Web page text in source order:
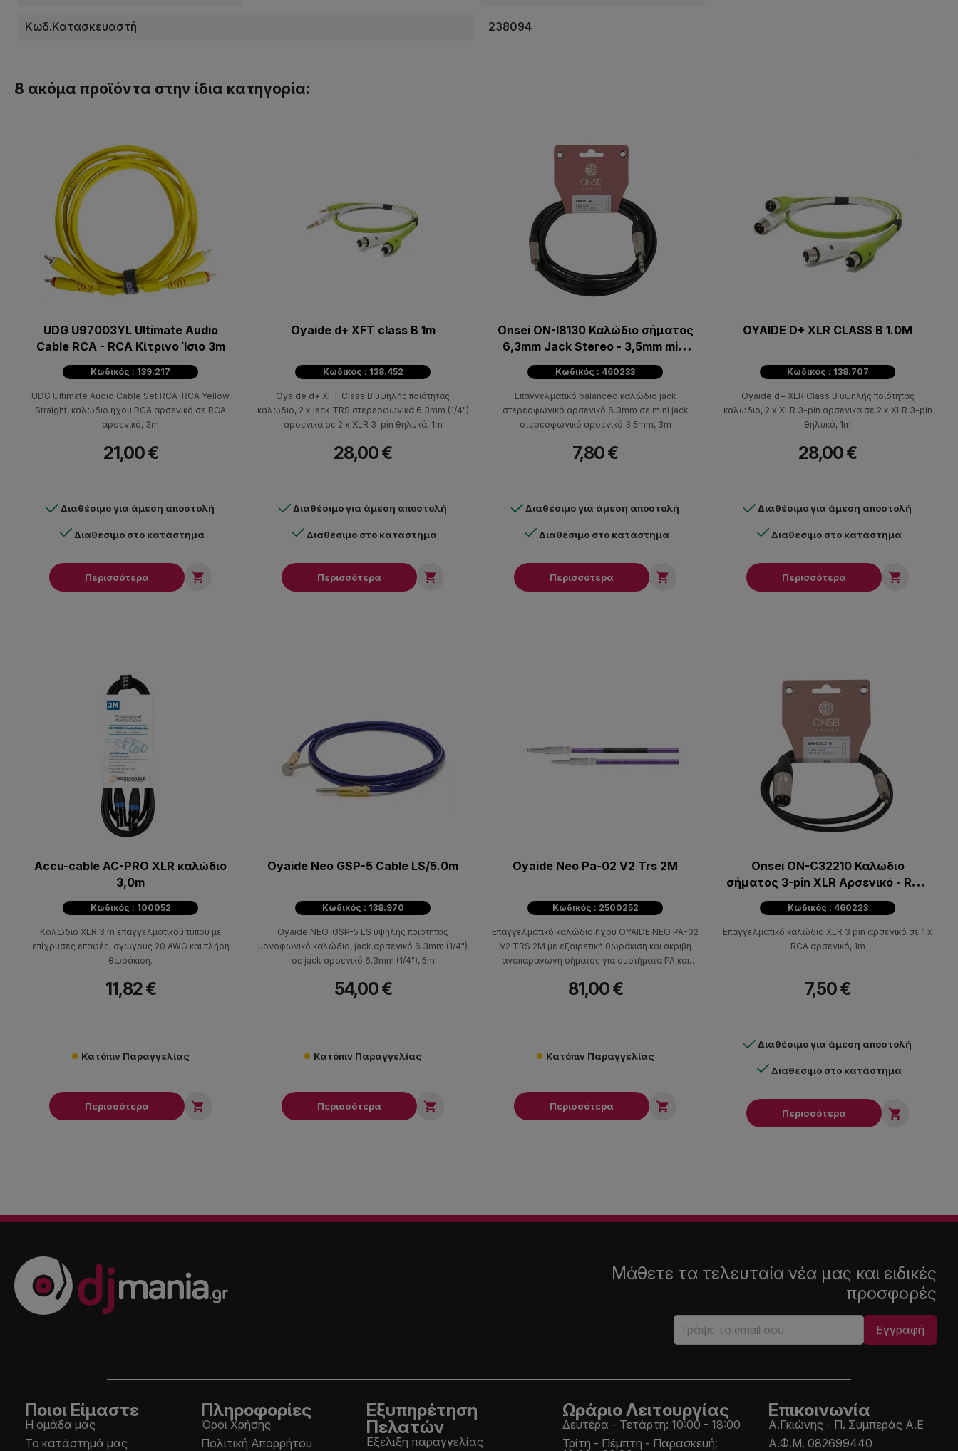
Κωδ.Κατασκευαστή 238094
8 ακόμα προϊόντα στην ίδια κατηγορία:
UDG U97003YL Ultimate Audio
Cable RCA - RCA Κίτρινο Ίσιο 3m
Κωδικός : 139.217
UDG Ultimate Audio Cable Set RCA-RCA Yellow
Straight, καλώδιο ήχου RCA αρσενικό σε RCA
αρσενικό, 3m
21,00 €
Διαθέσιμο για άμεση αποστολή
Διαθέσιμο στο κατάστημα
Περισσότερα 
Oyaide d+ XFT class B 1m
Κωδικός : 138.452
Oyaide d+ XFT Class B υψηλής ποιότητας
καλώδιο, 2 x jack TRS στερεοφωνικά 6.3mm (1/4")
αρσενικα σε 2 x XLR 3-pin θηλυκά, 1m
28,00 €
Διαθέσιμο για άμεση αποστολή
Διαθέσιμο στο κατάστημα
Περισσότερα 
Onsei ON-I8130 Καλώδιο σήματος
6,3mm Jack Stereo - 3,5mm mini
Jack Stereo 3m
Κωδικός : 460233
Επαγγελματικό balanced καλώδιο jack
στερεοφωνικό αρσενικό 6.3mm σε mini jack
στερεοφωνικό αρσενικό 3.5mm, 3m
7,80 €
Διαθέσιμο για άμεση αποστολή
Διαθέσιμο στο κατάστημα
Περισσότερα 
OYAIDE D+ XLR CLASS B 1.0M
Κωδικός : 138.707
Oyaide d+ XLR Class B υψηλής ποιότητας
καλώδιο, 2 x XLR 3-pin αρσενικα σε 2 x XLR 3-pin
θηλυκά, 1m
28,00 €
Διαθέσιμο για άμεση αποστολή
Διαθέσιμο στο κατάστημα
Περισσότερα 
Accu-cable AC-PRO XLR καλώδιο
3,0m
Κωδικός : 100052
Καλώδιο XLR 3 m επαγγελματικού τύπου με
επίχρυσες επαφές, αγωγούς 20 AWG και πλήρη
θωράκιση.
11,82 €
Κατόπιν Παραγγελίας
Περισσότερα 
Oyaide Neo GSP-5 Cable LS/5.0m
Κωδικός : 138.970
Oyaide NEO, GSP-5 LS υψηλής ποιότητας
μονοφωνικό καλώδιο, jack αρσενικό 6.3mm (1/4")
σε jack αρσενικό 6.3mm (1/4"), 5m
54,00 €
Κατόπιν Παραγγελίας
Περισσότερα 
Oyaide Neo Pa-02 V2 Trs 2M
Κωδικός : 2500252
Επαγγελματικό καλώδιο ήχου OYAIDE NEO PA-02
V2 TRS 2M με εξαιρετική θωράκιση και ακριβή
αναπαραγωγή σήματος για συστήματα PA και
81,00 €
Κατόπιν Παραγγελίας
Περισσότερα 
Onsei ON-C32210 Καλώδιο
σήματος 3-pin XLR Αρσενικό - RCA
Αρσενικό 1m
Κωδικός : 460223
Επαγγελματικό καλώδιο XLR 3 pin αρσενικό σε 1 x
RCA αρσενικό, 1m
7,50 €
Διαθέσιμο για άμεση αποστολή
Διαθέσιμο στο κατάστημα
Περισσότερα 
Μάθετε τα τελευταία νέα μας και ειδικές
προσφορές
Ποιοι Είμαστε
Η ομάδα μας
Το κατάστημά μας
Πληροφορίες
Όροι Χρήσης
Πολιτική Απορρήτου
Εξυπηρέτηση
Πελατών
Εξέλιξη παραγγελίας
Ωράριο Λειτουργίας
Δευτέρα - Τετάρτη: 10:00 - 18:00
Τρίτη - Πέμπτη - Παρασκευή:
Επικοινωνία
Α.Γκιώνης - Π. Συμπεράς Α.Ε
Α.Φ.Μ. 082699440